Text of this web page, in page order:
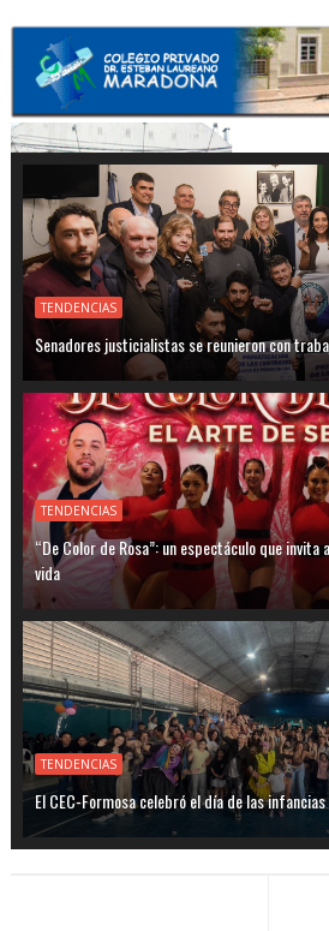
TENDENCIAS
Senadores justicialistas se reunieron con
TENDENCIAS
“De Color de Rosa”: un espectáculo que
vida
TENDENCIAS
El CEC-Formosa celebró el día de las infancias